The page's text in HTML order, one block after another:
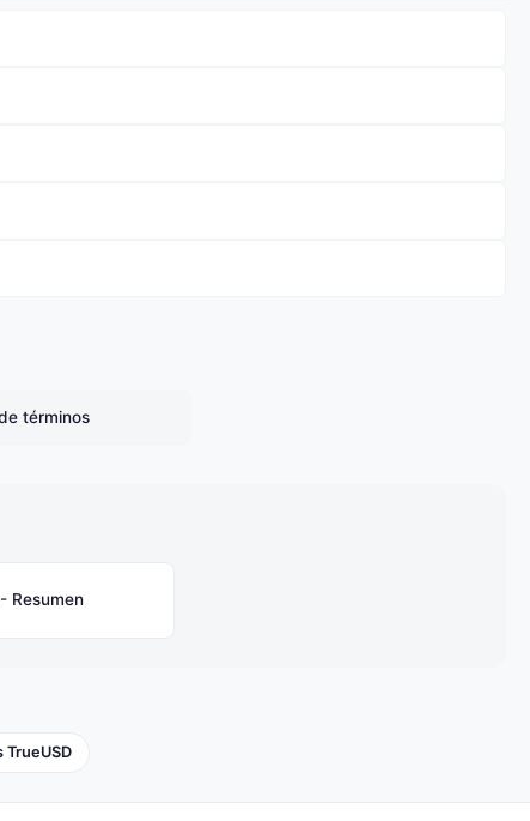
términos
Resumen
TrueUSD